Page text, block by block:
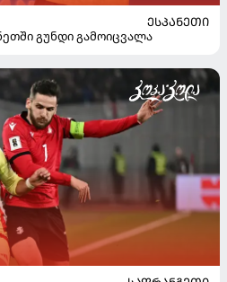
ᲔᲡᲞᲐᲜᲔᲗᲘ
გუნდი გამოიცვალა